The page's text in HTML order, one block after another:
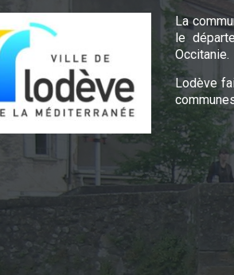
La
le
Occitanie.
Lodève